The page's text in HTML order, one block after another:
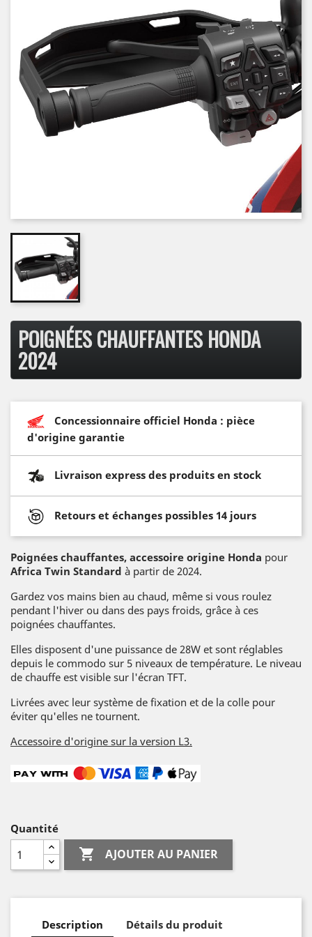
POIGNÉES CHAUFFANTES HONDA
2024
Concessionnaire officiel Honda : pièce
d'origine garantie
Livraison express des produits en stock
Retours et échanges possibles 14 jours
Poignées chauffantes, accessoire origine Honda pour
Africa Twin Standard à partir de 2024.
Gardez vos mains bien au chaud, même si vous roulez
pendant l'hiver ou dans des pays froids, grâce à ces
poignées chauffantes.
Elles disposent d'une puissance de 28W et sont réglables
depuis le commodo sur 5 niveaux de température. Le niveau
de chauffe est visible sur l'écran TFT.
Livrées avec leur système de fixation et de la colle pour
éviter qu'elles ne tournent.
Accessoire d'origine sur la version L3.
Quantité
 AJOUTER AU PANIER
Description Détails du produit